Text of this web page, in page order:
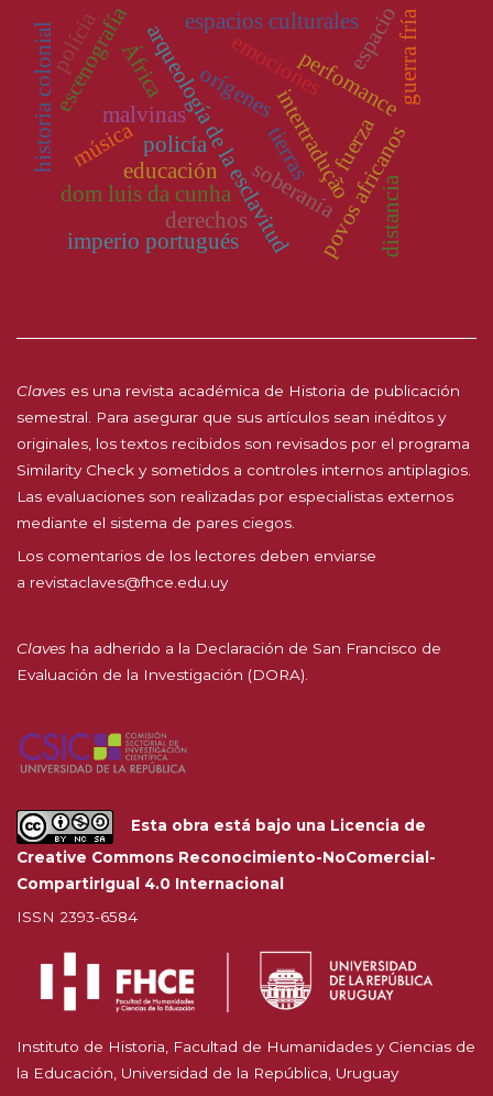
arqueología de la esclavitud
dom luis da cunha soberanía
orígenes
malvinas intertraduçãopovos africanos
África
fuerza
emociones
escenografía perfomance
espacio
historia colonial
distancia
derechos
imperio portugués
espacios culturales
policía
músicaeducación
guerra fría
polícia
tierras
Claves es una revista académica de Historia de publicación
semestral. Para asegurar que sus artículos sean inéditos y
originales, los textos recibidos son revisados por el programa
Similarity Check y sometidos a controles internos antiplagios.
Las evaluaciones son realizadas por especialistas externos
mediante el sistema de pares ciegos.
Los comentarios de los lectores deben enviarse
a revistaclaves@fhce.edu.uy
Claves ha adherido a la Declaración de San Francisco de
Evaluación de la Investigación (DORA).
Esta obra está bajo una Licencia de
Creative Commons Reconocimiento-NoComercial-
CompartirIgual 4.0 Internacional
ISSN 2393-6584
Instituto de Historia, Facultad de Humanidades y Ciencias de
la Educación, Universidad de la República, Uruguay